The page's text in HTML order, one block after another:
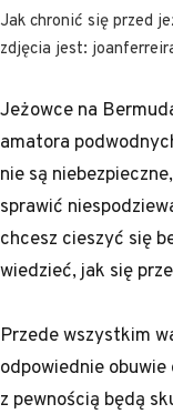
Jak chronić się przed
zdjęcia jest:
Jeżowce na
amatora
nie są
sprawić
chcesz cieszyć się
wiedzieć, jak się
Przede wszystkim
odpowiednie
z pewnością będą